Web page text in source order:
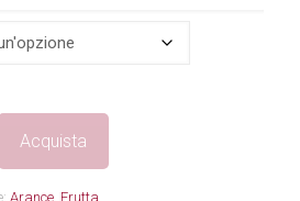
a
Acquista
Arance, Frutta